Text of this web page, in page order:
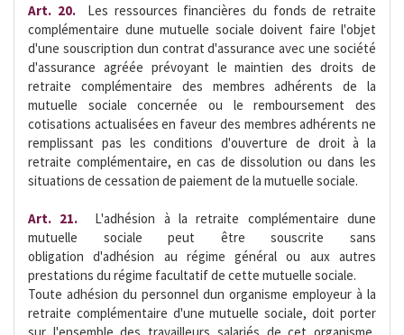
Art. 20. 
Les ressources financières du fonds de retraite
complémentaire dune mutuelle sociale doivent faire l'objet
d'une souscription dun contrat d'assurance avec une société
d'assurance agréée prévoyant le maintien des droits de
retraite complémentaire des membres adhérents de la
mutuelle sociale concernée ou le remboursement des
cotisations actualisées en faveur des membres adhérents ne
remplissant pas les conditions d'ouverture de droit à la
retraite complémentaire, en cas de dissolution ou dans les
situations de cessation de paiement de la mutuelle sociale.
Art. 21.  L'adhésion à la retraite complémentaire dune
mutuelle sociale peut être souscrite sans
obligation d'adhésion au régime général ou aux autres
prestations du régime facultatif de cette mutuelle sociale.
Toute adhésion du personnel dun organisme employeur à la
retraite complémentaire d'une mutuelle sociale, doit porter
sur l'ensemble des travailleurs salariés de cet organisme,